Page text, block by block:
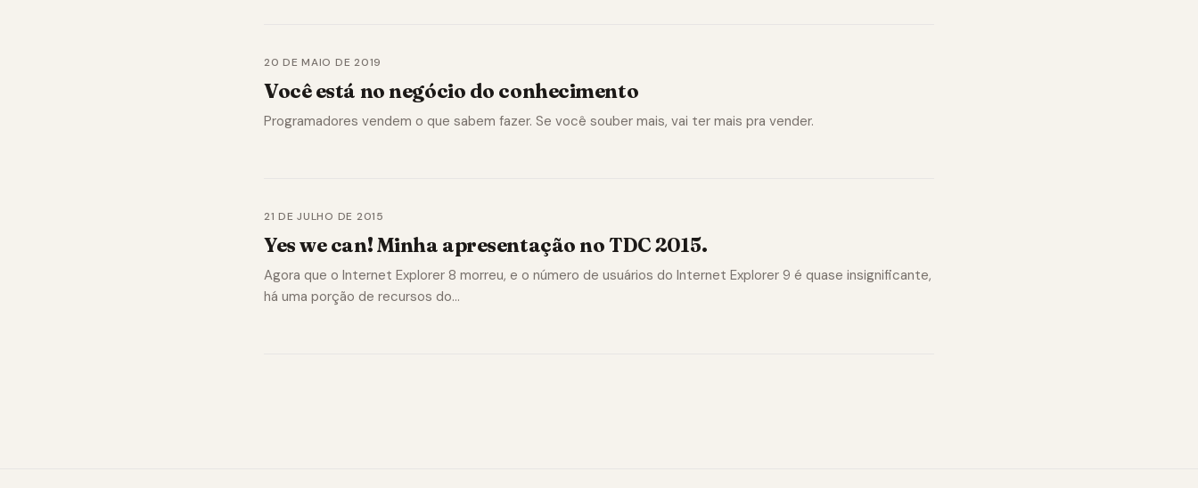
20 DE MAIO DE 2019
Você está no negócio do conhecimento
Programadores vendem o que sabem fazer. Se você souber mais, vai ter mais pra vender.
21 DE JULHO DE 2015
Yes we can! Minha apresentação no TDC 2015.
Agora que o Internet Explorer 8 morreu, e o número de usuários do Internet Explorer 9 é quase insignificante,
há uma porção de recursos do…